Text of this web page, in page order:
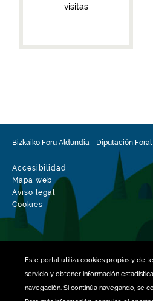
Este portal utiliza cookiespropias y de
servicio y obtener información
navegación. Si continúa navegando, se
visitas
Bizkaiko Foru Aldundia - Diputación
Accesibilidad
Mapa web
Aviso legal
Cookies